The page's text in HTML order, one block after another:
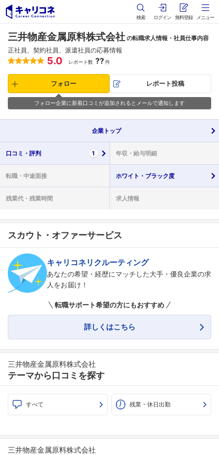
検索 ログイン 無料登録 メニュー
三井物産金属原料株式会社 の転職求人情報・社員仕事内容
正社員、契約社員、派遣社員の応募情報
5.0 レポート数 ??件
フォロー レポート投稿
フォロー企業に新着口コミが追加されるとメールで通知します
企業 トップ
口コミ・ 評判 1 年収・ 給与明細
転職・ 中途面接 ホワイト・ ブラック度
残業代・ 残業時間 求人情報
スカウト・オファーサービス
キャリコネリクルーティング
あなたの希望・経歴にマッチした大手・優良企業の求
人をお届け！
転職サポート希望の方にもおすすめ
詳しくはこちら
三井物産金属原料株式会社
テーマから口コミを探す
すべて 残業・休日出勤
三井物産金属原料株式会社